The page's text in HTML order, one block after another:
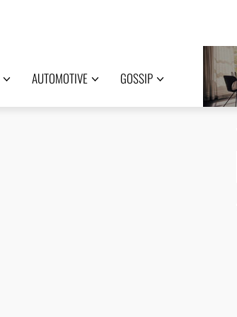
AUTOMOTIVE GOSSIP